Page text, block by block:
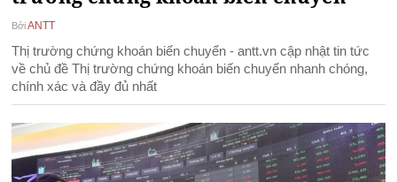
Bởi ANTT
Thị trường chứng khoán biến chuyển - antt.vn cập nhật tin tức
về chủ đề Thị trường chứng khoán biến chuyển nhanh chóng,
chính xác và đầy đủ nhất